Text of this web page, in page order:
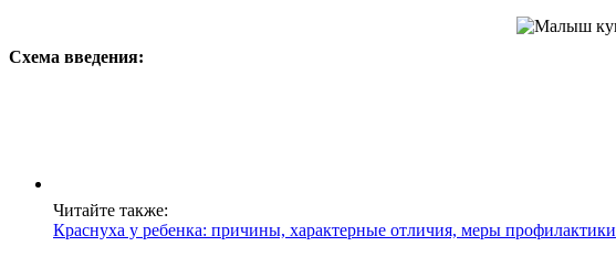
Схема введения:
Читайте также:
Краснуха у ребенка: причины, характерные отличия, меры профилактики